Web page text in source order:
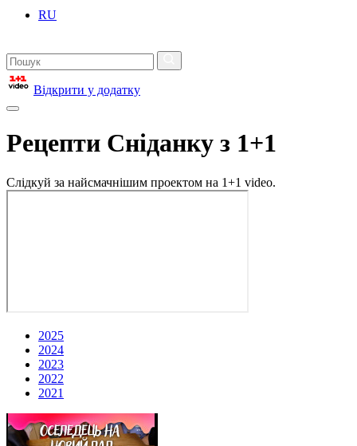
RU
Відкрити у додатку
Рецепти Сніданку з 1+1
Слідкуй за найсмачнішим проектом на 1+1 video.
2025
2024
2023
2022
2021